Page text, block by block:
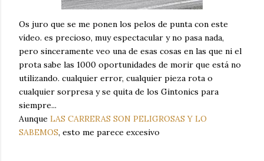
Os juro que se me ponen los pelos de punta con este
vídeo. es precioso, muy espectacular y no pasa nada,
pero sinceramente veo una de esas cosas en las que ni el
prota sabe las 1000 oportunidades de morir que está no
utilizando. cualquier error, cualquier pieza rota o
cualquier sorpresa y se quita de los Gintonics para
siempre...
Aunque LAS CARRERAS SON PELIGROSAS Y LO
SABEMOS, esto me parece excesivo